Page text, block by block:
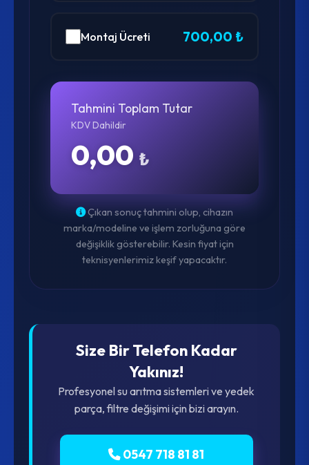
Montaj Ücreti 700,00 ₺
Tahmini Toplam Tutar
KDV Dahildir
0,00 ₺
Çıkan sonuç tahmini olup, cihazın
marka/modeline ve işlem zorluğuna göre
değişiklik gösterebilir. Kesin fiyat için
teknisyenlerimiz keşif yapacaktır.
Size Bir Telefon Kadar
Yakınız!
Profesyonel su arıtma sistemleri ve yedek
parça, filtre değişimi için bizi arayın.
0547 718 81 81